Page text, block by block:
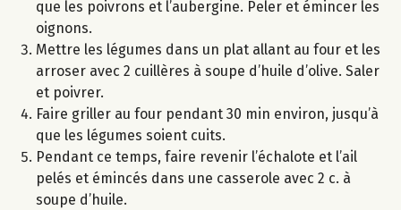
que les poivrons et l’aubergine. Peler et émincer les
oignons.
Mettre les légumes dans un plat allant au four et les
arroser avec 2 cuillères à soupe d’huile d’olive. Saler
et poivrer.
Faire griller au four pendant 30 min environ, jusqu’à
que les légumes soient cuits.
Pendant ce temps, faire revenir l’échalote et l’ail
pelés et émincés dans une casserole avec 2 c. à
soupe d’huile.